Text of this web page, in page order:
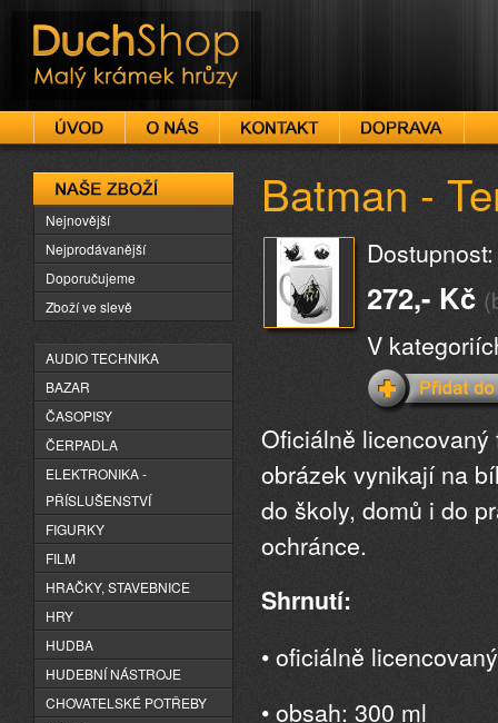
DuchShop
Batman -
272,- Kč
V
Oficiálně
obrázek vynikají na
do školy, domů i do
ochránce.
Shrnutí:
• oficiálně
• obsah: 300 ml
Naše zboží
Nejnovější
Nejprodávanější
Doporučujeme
Zboží ve slevě
AUDIO TECHNIKA
BAZAR
ČASOPISY
ČERPADLA
ELEKTRONIKA -
PŘÍSLUŠENSTVÍ
FIGURKY
FILM
HRAČKY, STAVEBNICE
HRY
HUDBA
HUDEBNÍ NÁSTROJE
CHOVATELSKÉ POTŘEBY